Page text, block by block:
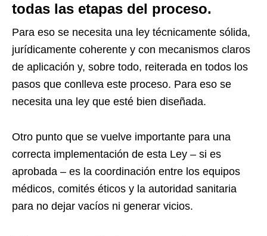
todas las etapas del proceso.
Para eso se necesita una ley técnicamente sólida,
jurídicamente coherente y con mecanismos claros
de aplicación y, sobre todo, reiterada en todos los
pasos que conlleva este proceso. Para eso se
necesita una ley que esté bien diseñada.
Otro punto que se vuelve importante para una
correcta implementación de esta Ley – si es
aprobada – es la coordinación entre los equipos
médicos, comités éticos y la autoridad sanitaria
para no dejar vacíos ni generar vicios.